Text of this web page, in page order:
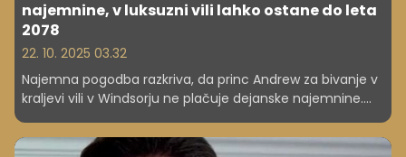
najemnine, v luksuzni vili lahko ostane do leta
2078
22. 10. 2025 03.32
Najemna pogodba razkriva, da princ Andrew za bivanje v
kraljevi vili v Windsorju ne plačuje dejanske najemnine.